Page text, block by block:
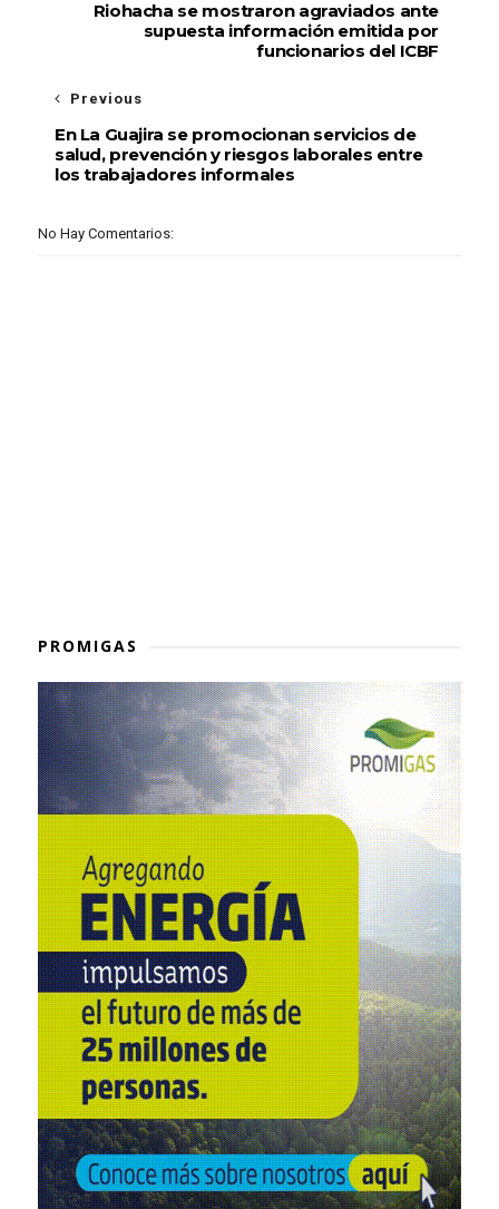
Riohacha se mostraron agraviados ante
supuesta información emitida por
funcionarios del ICBF
Previous
En La Guajira se promocionan servicios de
salud, prevención y riesgos laborales entre
los trabajadores informales
No Hay Comentarios:
PROMIGAS